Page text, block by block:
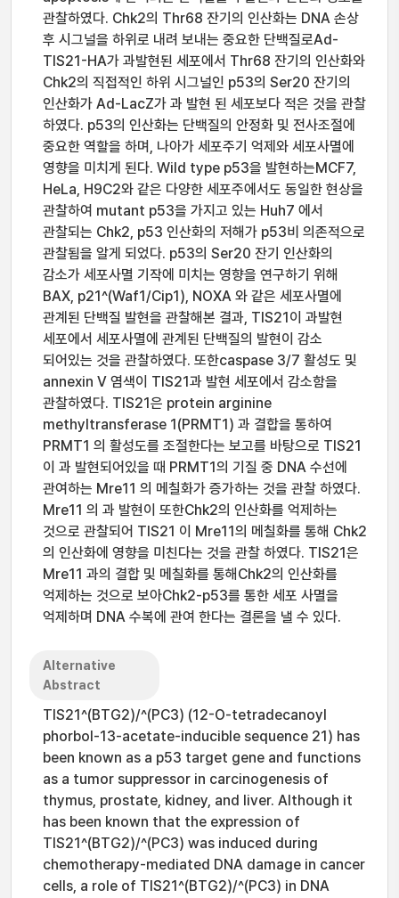
관찰하였다. Chk2의 Thr68 잔기의 인산화는 DNA 손상
후 시그널을 하위로 내려 보내는 중요한 단백질로Ad-
TIS21-HA가 과발현된 세포에서 Thr68 잔기의 인산화와
Chk2의 직접적인 하위 시그널인 p53의 Ser20 잔기의
인산화가 Ad-LacZ가 과 발현 된 세포보다 적은 것을 관찰
하였다. p53의 인산화는 단백질의 안정화 및 전사조절에
중요한 역할을 하며, 나아가 세포주기 억제와 세포사멸에
영향을 미치게 된다. Wild type p53을 발현하는MCF7,
HeLa, H9C2와 같은 다양한 세포주에서도 동일한 현상을
관찰하여 mutant p53을 가지고 있는 Huh7 에서
관찰되는 Chk2, p53 인산화의 저해가 p53비 의존적으로
관찰됨을 알게 되었다. p53의 Ser20 잔기 인산화의
감소가 세포사멸 기작에 미치는 영향을 연구하기 위해
BAX, p21^(Waf1/Cip1), NOXA 와 같은 세포사멸에
관계된 단백질 발현을 관찰해본 결과, TIS21이 과발현
세포에서 세포사멸에 관계된 단백질의 발현이 감소
되어있는 것을 관찰하였다. 또한caspase 3/7 활성도 및
annexin V 염색이 TIS21과 발현 세포에서 감소함을
관찰하였다. TIS21은 protein arginine
methyltransferase 1(PRMT1) 과 결합을 통하여
PRMT1 의 활성도를 조절한다는 보고를 바탕으로 TIS21
이 과 발현되어있을 때 PRMT1의 기질 중 DNA 수선에
관여하는 Mre11 의 메칠화가 증가하는 것을 관찰 하였다.
Mre11 의 과 발현이 또한Chk2의 인산화를 억제하는
것으로 관찰되어 TIS21 이 Mre11의 메칠화를 통해 Chk2
의 인산화에 영향을 미친다는 것을 관찰 하였다. TIS21은
Mre11 과의 결합 및 메칠화를 통해Chk2의 인산화를
억제하는 것으로 보아Chk2-p53를 통한 세포 사멸을
억제하며 DNA 수복에 관여 한다는 결론을 낼 수 있다.
Alternative
Abstract
TIS21^(BTG2)/^(PC3) (12-O-tetradecanoyl
phorbol-13-acetate-inducible sequence 21) has
been known as a p53 target gene and functions
as a tumor suppressor in carcinogenesis of
thymus, prostate, kidney, and liver. Although it
has been known that the expression of
TIS21^(BTG2)/^(PC3) was induced during
chemotherapy-mediated DNA damage in cancer
cells, a role of TIS21^(BTG2)/^(PC3) in DNA